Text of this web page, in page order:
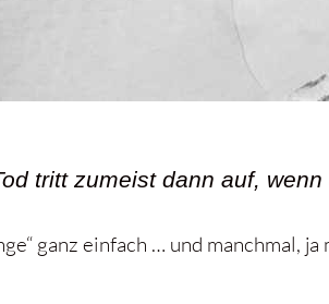
tritt zumeist dann auf,
ganz einfach … und manchmal,